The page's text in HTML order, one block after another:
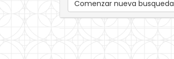
Comenzar nueva busqueda